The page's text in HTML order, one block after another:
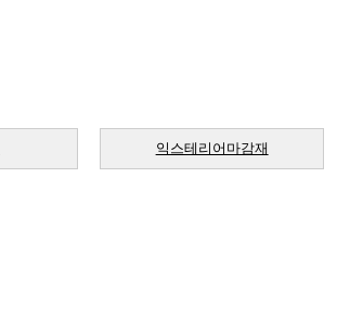
익스테리어마감재